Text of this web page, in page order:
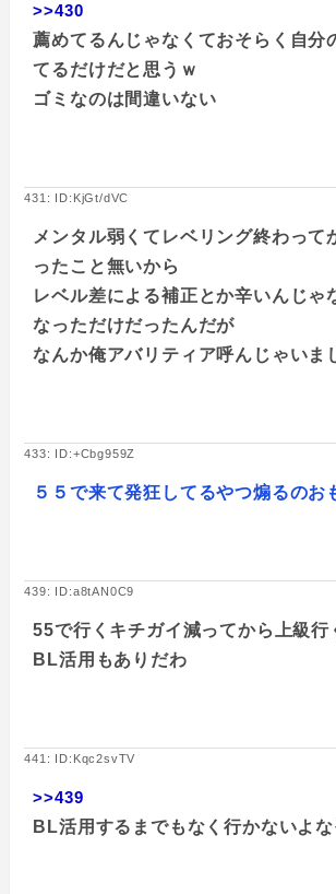
>>430
薦めてるんじゃなくておそらく自分
てるだけだと思うｗ
ゴミなのは間違いない
431: ID:KjGt/dVC
メンタル弱くてレベリング終わって
ったこと無いから
レベル差による補正とか辛いんじゃ
なっただけだったんだが
なんか俺アバリティア呼んじゃいま
433: ID:+Cbg959Z
５５で来て発狂してるやつ煽るのお
439: ID:a8tAN0C9
55で行くキチガイ減ってから上級行
BL活用もありだわ
441: ID:Kqc2svTV
>>439
BL活用するまでもなく行かないよ